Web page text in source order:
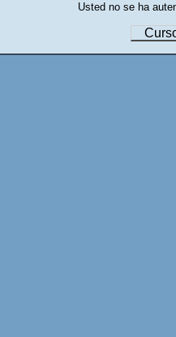
Usted no se ha